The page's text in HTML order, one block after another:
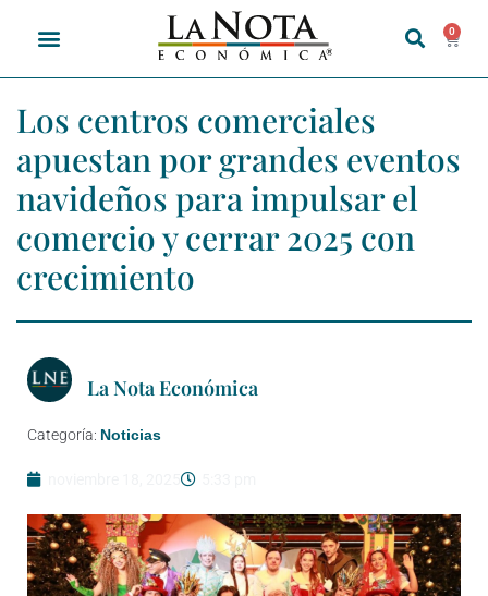
0
Los centros comerciales
apuestan por grandes eventos
navideños para impulsar el
comercio y cerrar 2025 con
crecimiento
La Nota Económica
Categoría: Noticias